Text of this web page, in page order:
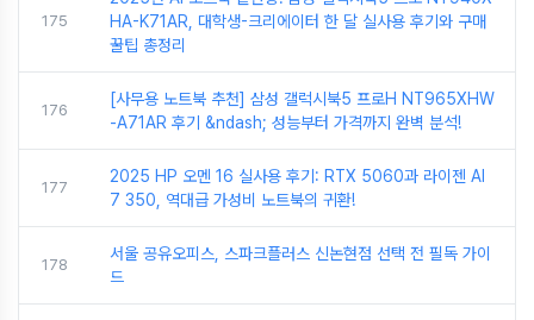
175
HA-K71AR, 대학생-크리에이터 한 달 실사용 후기와 구매
꿀팁 총정리
176
[사무용 노트북 추천] 삼성 갤럭시북5 프로H NT965XHW
-A71AR 후기 &ndash; 성능부터 가격까지 완벽 분석!
177
2025 HP 오멘 16 실사용 후기: RTX 5060과 라이젠 AI
7 350, 역대급 가성비 노트북의 귀환!
178
서울 공유오피스, 스파크플러스 신논현점 선택 전 필독 가이
드